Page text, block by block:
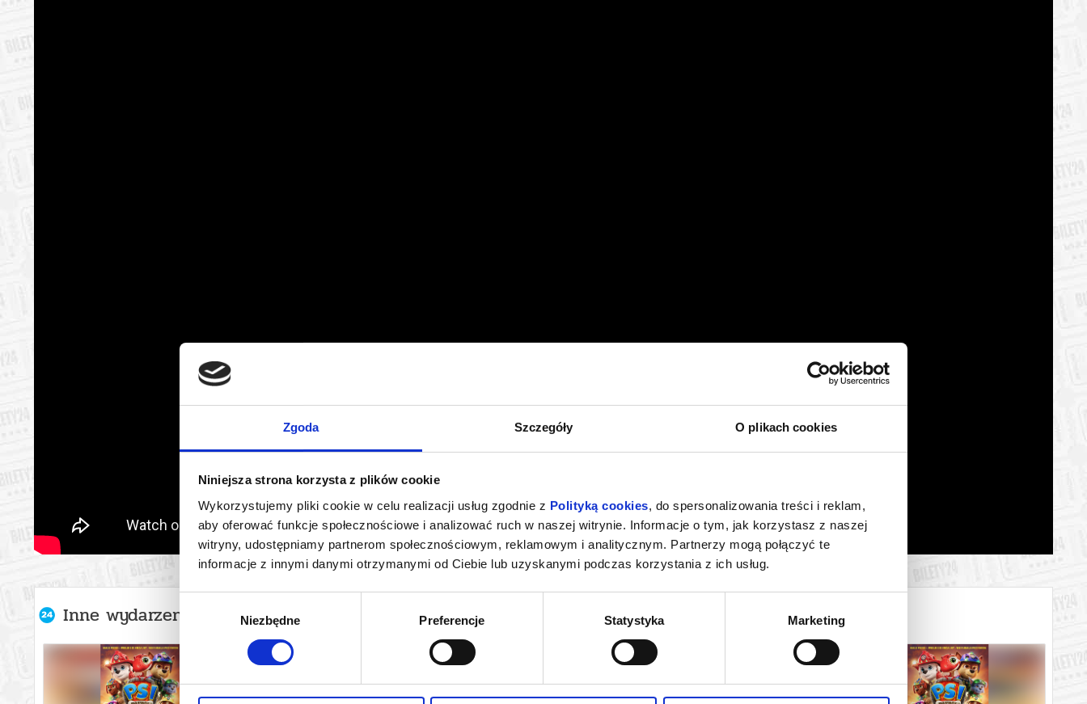
Zgoda Szczegóły O plikach cookies
Niniejsza strona korzysta z plików cookie
Wykorzystujemy pliki cookie w celu realizacji usług zgodnie z Polityką cookies, do spersonalizowania treści i reklam,
aby oferować funkcje społecznościowe i analizować ruch w naszej witrynie. Informacje o tym, jak korzystasz z naszej
witryny, udostępniamy partnerom społecznościowym, reklamowym i analitycznym. Partnerzy mogą połączyć te
informacje z innymi danymi otrzymanymi od Ciebie lub uzyskanymi podczas korzystania z ich usług.
Niezbędne Preferencje Statystyka Marketing
Inne wydarzenia organizatora